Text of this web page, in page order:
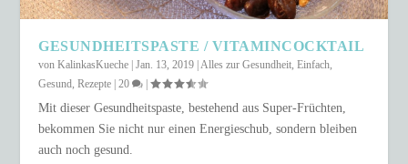
GESUNDHEITSPASTE / VITAMINCOCKTAIL
vonKalinkasKueche |Jan. 13, 2019 |Alles zur Gesundheit,Einfach,
Gesund,Rezepte |20 |
Mit dieser Gesundheitspaste, bestehend aus Super-Früchten,
bekommen Sie nicht nur einen Energieschub, sondern bleiben
auch noch gesund.